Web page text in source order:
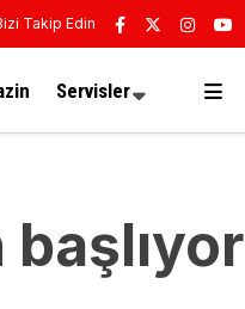
Takip Edin
Servisler